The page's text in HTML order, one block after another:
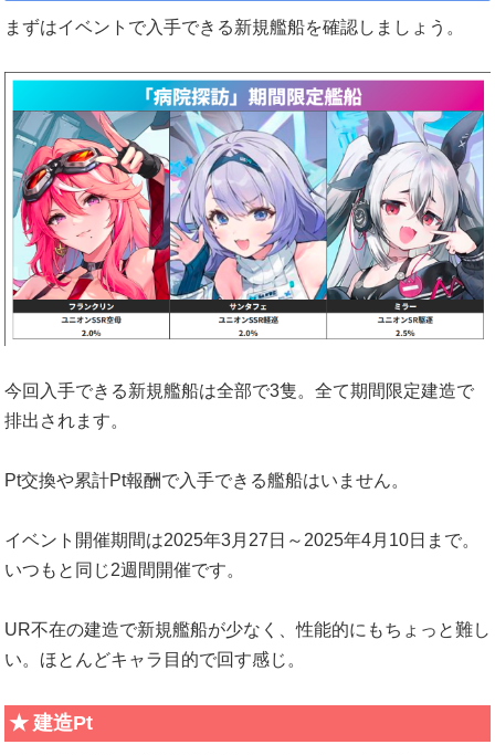
まずはイベントで入手できる新規艦船を確認しましょう。
今回入手できる新規艦船は全部で3隻。全て期間限定建造で
排出されます。
Pt交換や累計Pt報酬で入手できる艦船はいません。
イベント開催期間は2025年3月27日～2025年4月10日まで。
いつもと同じ2週間開催です。
UR不在の建造で新規艦船が少なく、性能的にもちょっと難し
い。ほとんどキャラ目的で回す感じ。
建造Pt